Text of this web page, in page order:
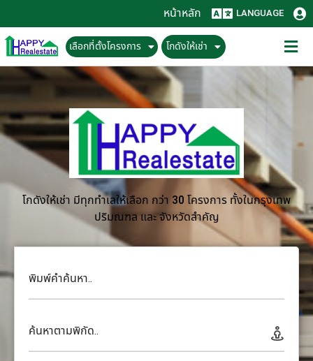
หน้าหลัก LANGUAGE
เลือกที่ตั้งโครงการ โกดังให้เช่า
โกดังให้เช่า มีทุกทำเลให้เลือก กว่า 30 โครงการ ทั้งในกรุงเทพ
ปริมณฑล และ จังหวัดสำคัญ
พิมพ์คำค้นหา..
ค้นหาตามพิกัด..